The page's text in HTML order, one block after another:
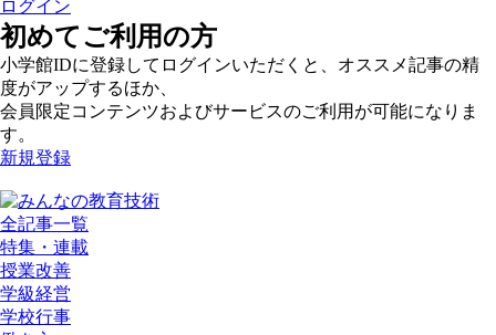
ログイン
初めてご利用の方
小学館IDに登録してログインいただくと、オススメ記事の精
度がアップするほか、
会員限定コンテンツおよびサービスのご利用が可能になりま
す。
新規登録
全記事一覧
特集・連載
授業改善
学級経営
学校行事